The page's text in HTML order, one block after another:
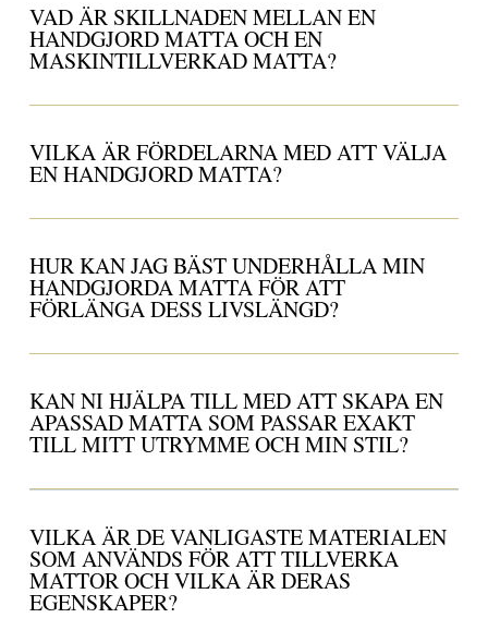
VAD ÄR SKILLNADEN MELLAN EN
HANDGJORD MATTA OCH EN
MASKINTILLVERKAD MATTA?
VILKA ÄR FÖRDELARNA MED ATT VÄLJA
EN HANDGJORD MATTA?
HUR KAN JAG BÄST UNDERHÅLLA MIN
HANDGJORDA MATTA FÖR ATT
FÖRLÄNGA DESS LIVSLÄNGD?
KAN NI HJÄLPA TILL MED ATT SKAPA EN
APASSAD MATTA SOM PASSAR EXAKT
TILL MITT UTRYMME OCH MIN STIL?
VILKA ÄR DE VANLIGASTE MATERIALEN
SOM ANVÄNDS FÖR ATT TILLVERKA
MATTOR OCH VILKA ÄR DERAS
EGENSKAPER?